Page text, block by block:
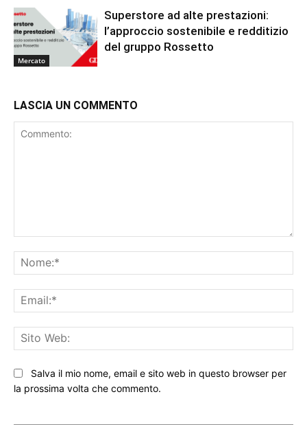
Mercato
Superstore ad alte prestazioni:
l’approccio sostenibile e redditizio
del gruppo Rossetto
LASCIA UN COMMENTO
Salva il mio nome, email e sito web in questo browser per
la prossima volta che commento.